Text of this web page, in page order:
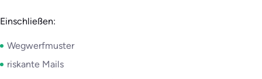
Einschließen:
Wegwerfmuster
riskante Mails